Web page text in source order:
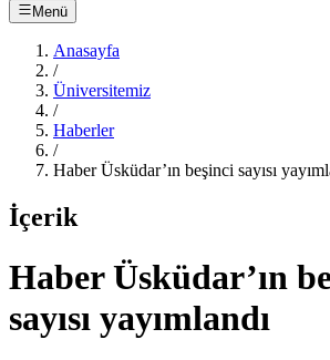
Menü
Anasayfa
/
Üniversitemiz
/
Haberler
/
Haber Üsküdar’ın beşinci sayısı
İçerik
Haber Üsküdar’ın
sayısı yayımlandı